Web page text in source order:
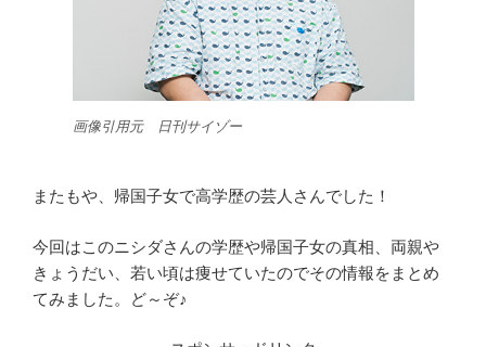
画像引用元 日刊サイゾー
またもや、帰国子女で高学歴の芸人さんでした！
今回はこのニシダさんの学歴や帰国子女の真相、両親や
きょうだい、若い頃は痩せていたのでその情報をまとめ
てみました。ど～ぞ♪